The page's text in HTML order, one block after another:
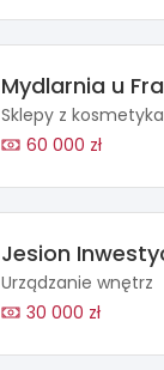
Mydlarnia u
Sklepy z
60 000 zł
Jesion
Urządzanie wnętrz
30 000 zł